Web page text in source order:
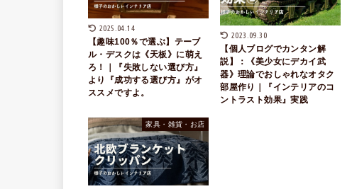
2025.04.14
【趣味100％で選ぶ】テーブ
ル・デスクは《天板》に萌え
ろ！｜『失敗しない選び方』
より『成功する選び方』がオ
ススメですよ。
2023.09.30
【個人ブログでカンタン解
説】：《美少女にデカイ武
器》理論でおしゃれなオタク
部屋作り｜『インテリアのコ
ントラスト効果』実践
家具・雑貨・お店